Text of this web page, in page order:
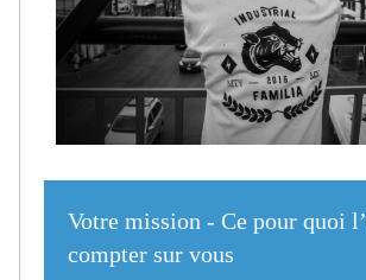
Votre mission - Ce pour quoi
compter sur vous